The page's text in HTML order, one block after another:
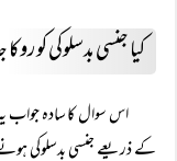
کیا جنسی بدسلوکی کو
اس سوال کا سادہ جواب
کے ذریعے جنسی بدسلوکی